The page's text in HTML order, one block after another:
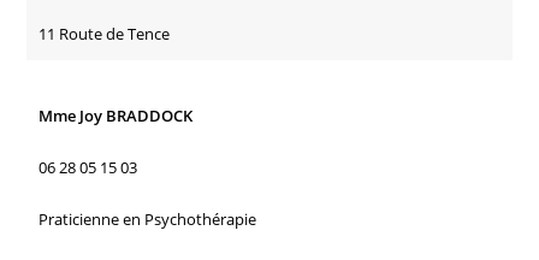
11 Route de Tence
Mme Joy BRADDOCK
06 28 05 15 03
Praticienne en Psychothérapie